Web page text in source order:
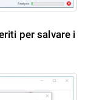
per salvare i